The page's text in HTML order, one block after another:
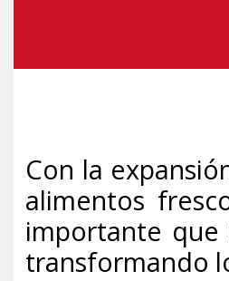
Con la
alimentos
importante que
transformando